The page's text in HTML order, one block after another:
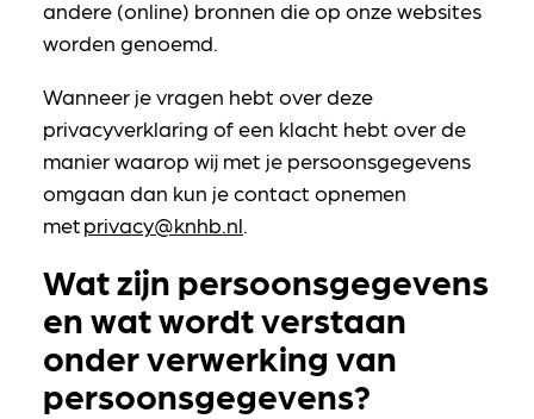
andere (online) bronnen die op onze websites
worden genoemd.
Wanneer je vragen hebt over deze
privacyverklaring of een klacht hebt over de
manier waarop wij met je persoonsgegevens
omgaan dan kun je contact opnemen
metprivacy@knhb.nl.
Wat zijn persoonsgegevens
en wat wordt verstaan
onder verwerking van
persoonsgegevens?